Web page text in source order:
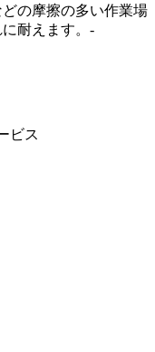
の摩擦の多い作業場
耐えます。-
ビス